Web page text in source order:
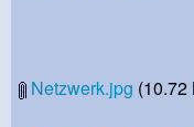
Netzwerk.jpg (10.72